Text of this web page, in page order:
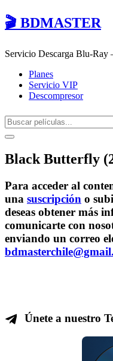
🎬 BDMASTER
Servicio Descarga Blu-Ray
Planes
Servicio VIP
Descompresor
Black Butterfly
Para acceder al
una suscripción o
deseas obtener más
comunicarte con
enviando un correo
Únete a nuestro